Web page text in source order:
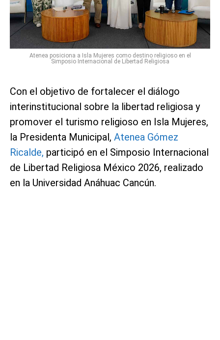
Atenea posiciona a Isla Mujeres como destino religioso en el
Simposio Internacional de Libertad Religiosa
Con el objetivo de fortalecer el diálogo
interinstitucional sobre la libertad religiosa y
promover el turismo religioso en Isla Mujeres,
la Presidenta Municipal, Atenea Gómez
Ricalde, participó en el Simposio Internacional
de Libertad Religiosa México 2026, realizado
en la Universidad Anáhuac Cancún.